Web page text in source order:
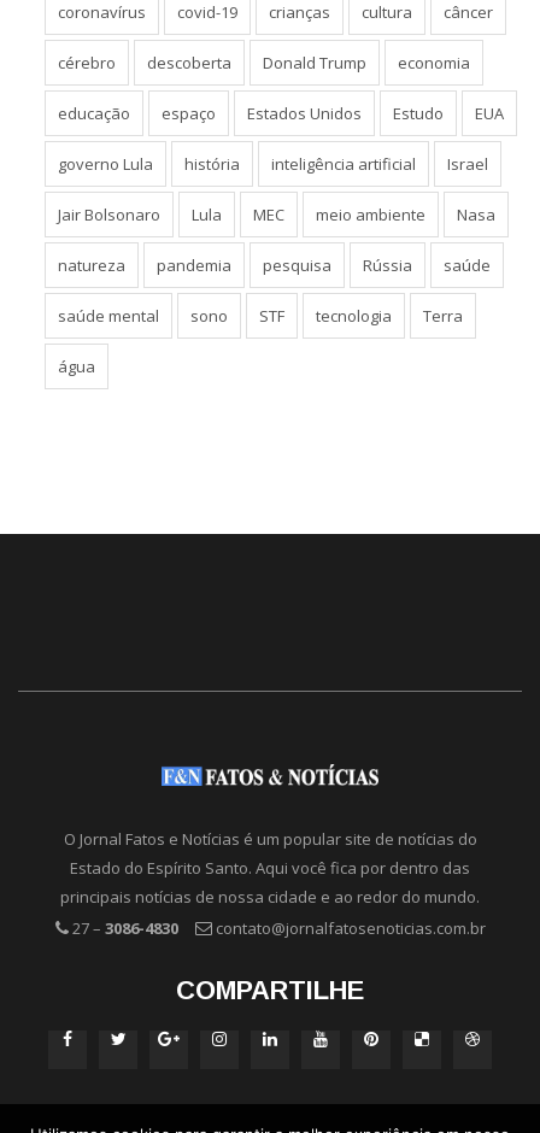
coronavírus covid-19 crianças cultura câncer
cérebro descoberta Donald Trump economia
educação espaço Estados Unidos Estudo EUA
governo Lula história inteligência artificial Israel
Jair Bolsonaro Lula MEC meio ambiente Nasa
natureza pandemia pesquisa Rússia saúde
saúde mental sono STF tecnologia Terra
água
O Jornal Fatos e Notícias é um popular site de notícias do
Estado do Espírito Santo. Aqui você fica por dentro das
principais notícias de nossa cidade e ao redor do mundo.
27 – 3086-4830 contato@jornalfatosenoticias.com.br
COMPARTILHE